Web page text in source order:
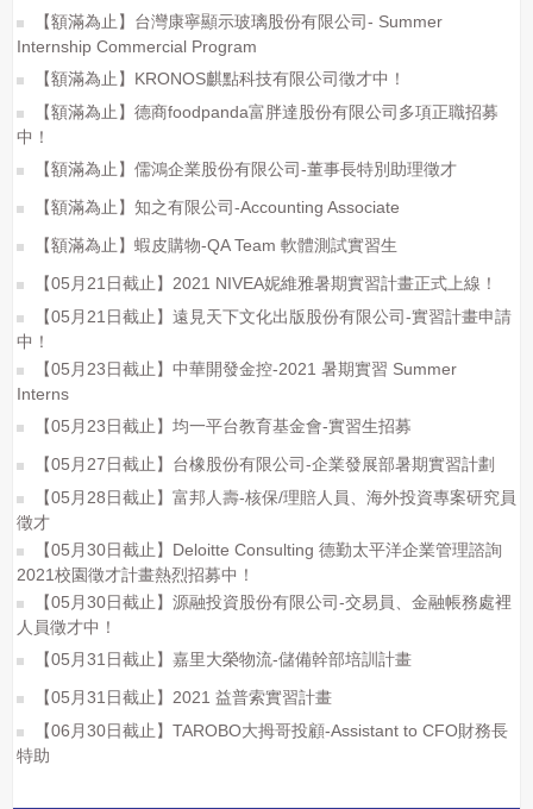
【額滿為止】台灣康寧顯示玻璃股份有限公司- Summer
Internship Commercial Program
【額滿為止】KRONOS麒點科技有限公司徵才中！
【額滿為止】德商foodpanda富胖達股份有限公司多項正職招募
中！
【額滿為止】儒鴻企業股份有限公司-董事長特別助理徵才
【額滿為止】知之有限公司-Accounting Associate
【額滿為止】蝦皮購物-QA Team 軟體測試實習生
【05月21日截止】2021 NIVEA妮維雅暑期實習計畫正式上線！
【05月21日截止】遠見天下文化出版股份有限公司-實習計畫申請
中！
【05月23日截止】中華開發金控-2021 暑期實習 Summer
Interns
【05月23日截止】均一平台教育基金會-實習生招募
【05月27日截止】台橡股份有限公司-企業發展部暑期實習計劃
【05月28日截止】富邦人壽-核保/理賠人員、海外投資專案研究員
徵才
【05月30日截止】Deloitte Consulting 德勤太平洋企業管理諮詢
2021校園徵才計畫熱烈招募中！
【05月30日截止】源融投資股份有限公司-交易員、金融帳務處裡
人員徵才中！
【05月31日截止】嘉里大榮物流-儲備幹部培訓計畫
【05月31日截止】2021 益普索實習計畫
【06月30日截止】TAROBO大拇哥投顧-Assistant to CFO財務長
特助